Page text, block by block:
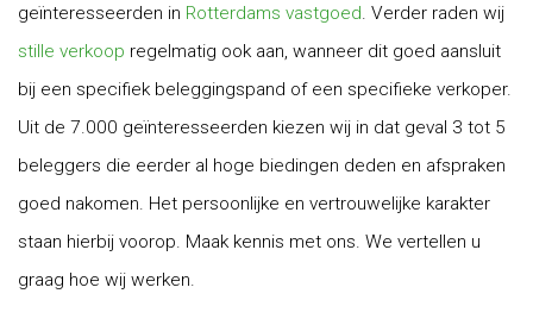
geïnteresseerden in Rotterdams vastgoed . Verder raden wij
stille verkoop regelmatig ook aan, wanneer dit goed aansluit
bij een specifiek beleggingspand of een specifieke verkoper.
Uit de 7.000 geïnteresseerden kiezen wij in dat geval 3 tot 5
beleggers die eerder al hoge biedingen deden en afspraken
goed nakomen. Het persoonlijke en vertrouwelijke karakter
staan hierbij voorop. Maak kennis met ons. We vertellen u
graag hoe wij werken.